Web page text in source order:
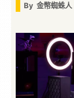
By 金幣蜘蛛人